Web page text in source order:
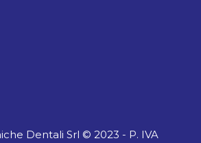
Dentali Srl © 2023 - P. IVA